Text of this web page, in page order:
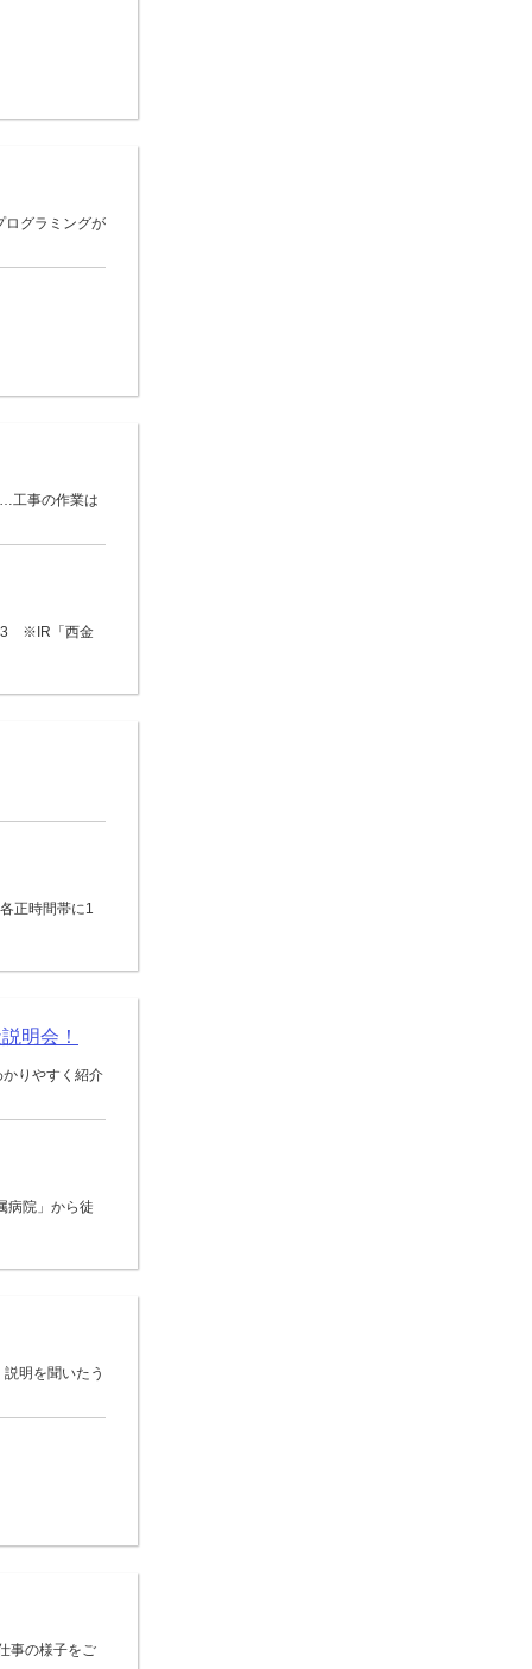
ログラミングが
工事の作業は
※IR「西金
正時間帯に1
明会！
りやすく紹介
病院」から徒
明を聞いたう
事の様子をご